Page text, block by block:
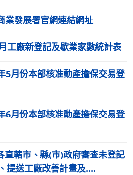
業發展署官網連結網址
工廠新登記及歇業家數統計表
5月份本部核准動產擔保交易登
6月份本部核准動產擔保交易登
直轄市、縣(市)政府審查未登記
提送工廠改善計畫及....